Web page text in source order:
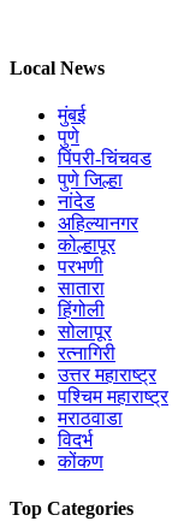
Local News
मुंबई
पुणे
पिंपरी-चिंचवड
पुणे जिल्हा
नांदेड
अहिल्यानगर
कोल्हापूर
परभणी
सातारा
हिंगोली
सोलापूर
रत्नागिरी
उत्तर महाराष्ट्र
पश्चिम महाराष्ट्र
मराठवाडा
विदर्भ
कोंकण
Top Categories